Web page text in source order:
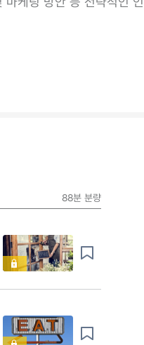
88분 분량